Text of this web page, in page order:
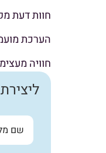
חוות דעת
הערכת
חוויה